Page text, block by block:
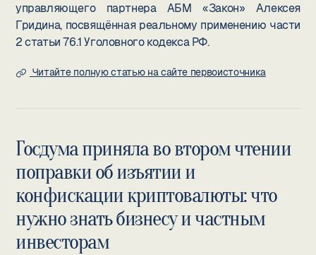
управляющего партнера АБМ «Закон» Алексея
Гридина, посвящённая реальному применению части
2 статьи 76.1 Уголовного кодекса РФ.
Читайте полную статью на сайте первоисточника
Госдума приняла во втором чтении
поправки об изъятии и
конфискации криптовалюты: что
нужно знать бизнесу и частным
инвесторам